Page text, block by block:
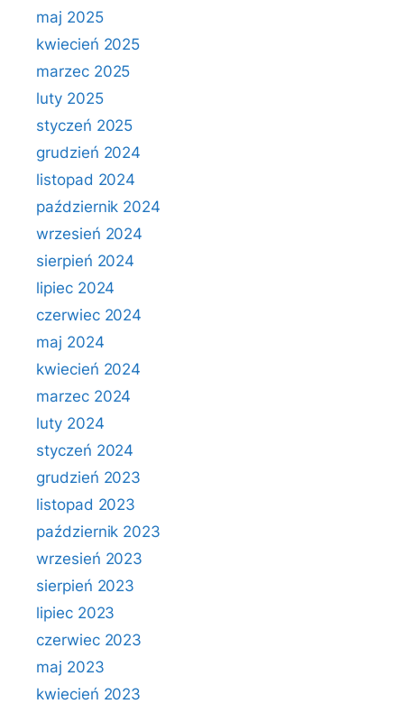
maj 2025
kwiecień 2025
marzec 2025
luty 2025
styczeń 2025
grudzień 2024
listopad 2024
październik 2024
wrzesień 2024
sierpień 2024
lipiec 2024
czerwiec 2024
maj 2024
kwiecień 2024
marzec 2024
luty 2024
styczeń 2024
grudzień 2023
listopad 2023
październik 2023
wrzesień 2023
sierpień 2023
lipiec 2023
czerwiec 2023
maj 2023
kwiecień 2023